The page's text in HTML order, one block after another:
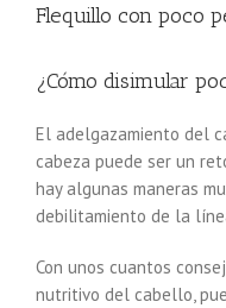
Flequillo con poco
¿Cómo disimular
El adelgazamiento del
cabeza puede ser un
hay algunas maneras
debilitamiento de la
Con unos cuantos
nutritivo del cabello,